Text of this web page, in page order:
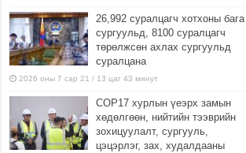
26,992 суралцагч хотхоны бага
сургуульд, 8100 суралцагч
төрөлжсөн ахлах сургуульд
суралцана
2026 оны 7 сар 21 / 13 цаг 43 минут
COP17 хурлын үеэрх замын
хөдөлгөөн, нийтийн тээврийн
зохицуулалт, сургууль,
цэцэрлэг, зах, худалдааны